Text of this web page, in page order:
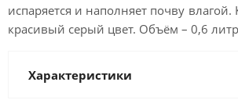
испаряется и наполняет почву
красивый серый цвет. Объём – 0,6
Характеристики